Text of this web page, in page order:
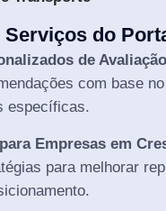
Serviços do
de
com base
específicas.
Empresas em
para melhorar